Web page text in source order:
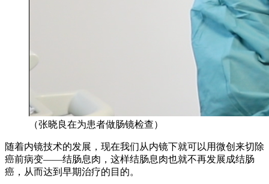
（张晓良在为患者做肠镜检查）
随着内镜技术的发展，现在我们从内镜下就可以用微创来切除
癌前病变——结肠息肉，这样结肠息肉也就不再发展成结肠
癌，从而达到早期治疗的目的。